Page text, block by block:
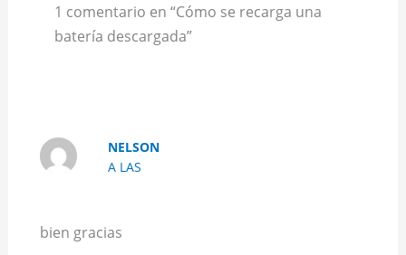
1 comentario en “Cómo se recarga una
batería descargada”
NELSON
A LAS
bien gracias